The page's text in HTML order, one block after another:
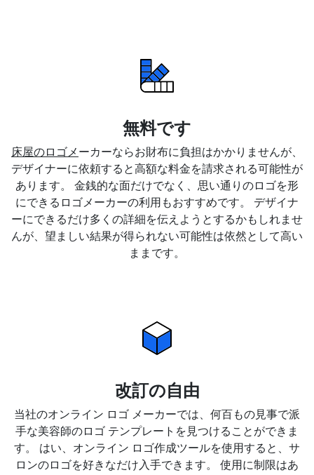
無料です
床屋のロゴメ ーカーならお財布に負担はかかりませんが、
デザイナーに依頼すると高額な料金を請求される可能性が
あります。 金銭的な面だけでなく、思い通りのロゴを形
にできるロゴメーカーの利用もおすすめです。 デザイナ
ーにできるだけ多くの詳細を伝えようとするかもしれませ
んが、望ましい結果が得られない可能性は依然として高い
ままです。
改訂の自由
当社のオンライン ロゴ メーカーでは、何百もの見事で派
手な美容師のロゴ テンプレートを見つけることができま
す。 はい、オンライン ロゴ作成ツールを使用すると、サ
ロンのロゴを好きなだけ入手できます。 使用に制限はあ